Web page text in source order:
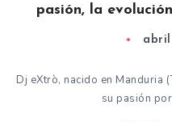
pasión, la
abril
Dj eXtrò, nacido en Manduria
su pasión